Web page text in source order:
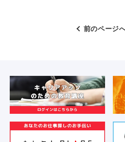
前のページ